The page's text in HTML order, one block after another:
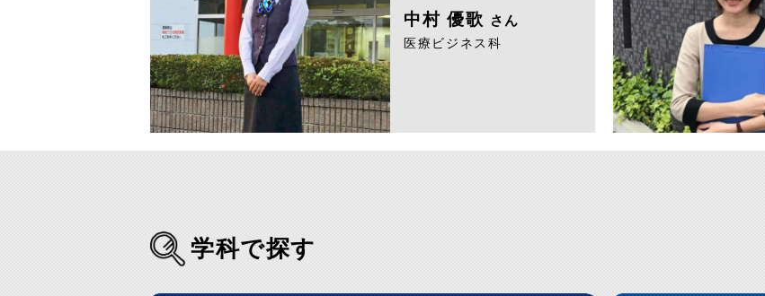
中村 優歌 さん
医療ビジネス科
学科で探す